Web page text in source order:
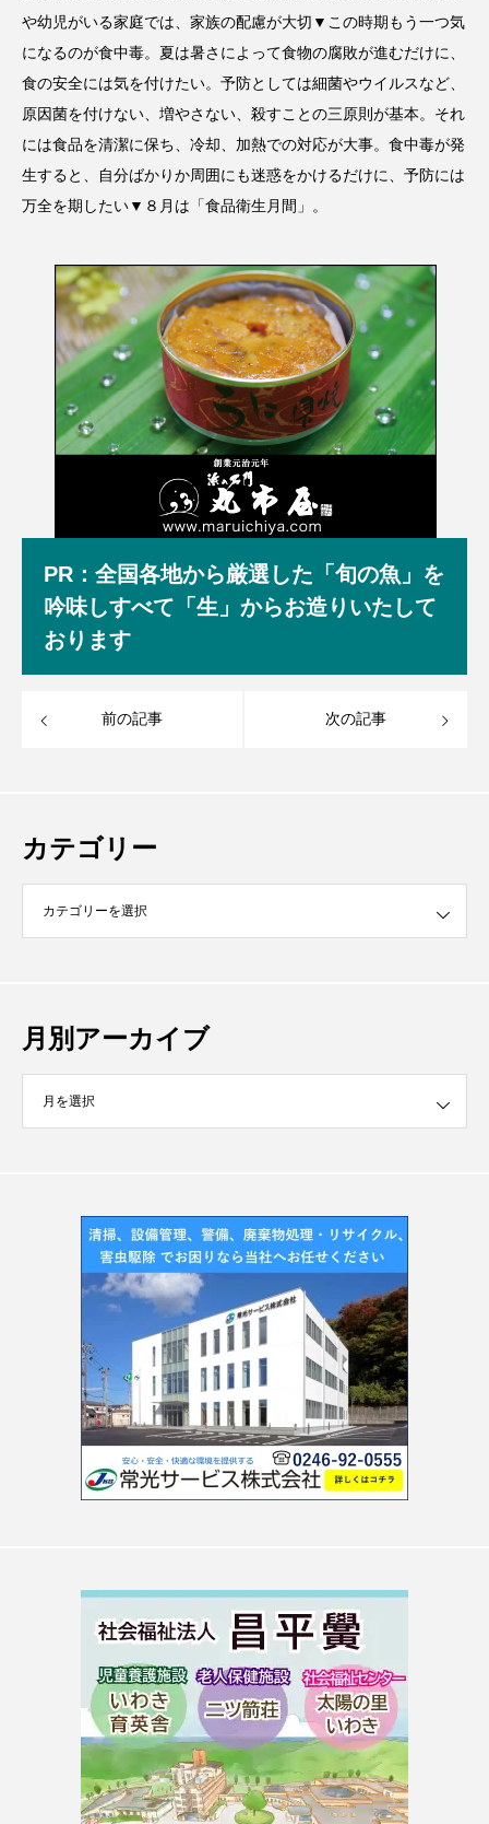
や幼児がいる家庭では、家族の配慮が大切▼この時期もう一つ気
になるのが食中毒。夏は暑さによって食物の腐敗が進むだけに、
食の安全には気を付けたい。予防としては細菌やウイルスなど、
原因菌を付けない、増やさない、殺すことの三原則が基本。それ
には食品を清潔に保ち、冷却、加熱での対応が大事。食中毒が発
生すると、自分ばかりか周囲にも迷惑をかけるだけに、予防には
万全を期したい▼８月は「食品衛生月間」。
PR：全国各地から厳選した「旬の魚」を
吟味しすべて「生」からお造りいたして
おります
前の記事 次の記事
カテゴリー
月別アーカイブ